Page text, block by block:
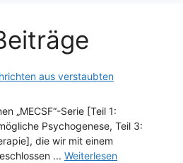
aus verstaubten
„MECSF“-Serie [Teil 1:
Psychogenese, Teil 3:
die wir mit einem
... Weiterlesen